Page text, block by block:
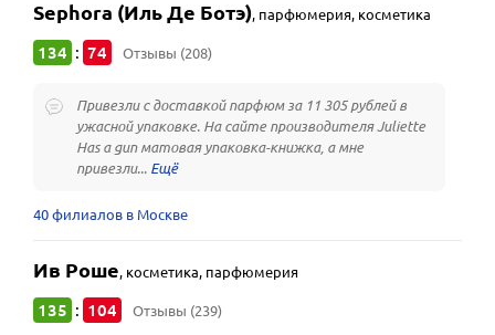
Sephora (Иль Де Ботэ), парфюмерия, косметика
134 : 74 Отзывы (208)
Привезли с доставкой парфюм за 11 305 рублей в
ужасной упаковке. На сайте производителя Juliette
Has a gun матовая упаковка-книжка, а мне
привезли...
40 филиалов в Москве
Ив Роше, косметика, парфюмерия
135 : 104 Отзывы (239)